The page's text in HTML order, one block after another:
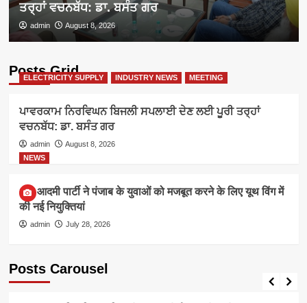
ਤਰ੍ਹਾਂ ਵਚਨਬੱਧ: ਡਾ. ਬਸੰਤ ਗਰ
admin August 8, 2026
Posts Grid
ELECTRICITY SUPPLY INDUSTRY NEWS MEETING
ਪਾਵਰਕਾਮ ਨਿਰਵਿਘਨ ਬਿਜਲੀ ਸਪਲਾਈ ਦੇਣ ਲਈ ਪੂਰੀ ਤਰ੍ਹਾਂ
ਵਚਨਬੱਧ: ਡਾ. ਬਸੰਤ ਗਰ
admin
August 8, 2026
NEWS
आम आदमी पार्टी ने पंजाब के युवाओं को मजबूत करने के लिए यूथ विंग में
की नई नियुक्तियां
admin July 28, 2026
Posts Carousel
ELECTRICITY SUPPLY